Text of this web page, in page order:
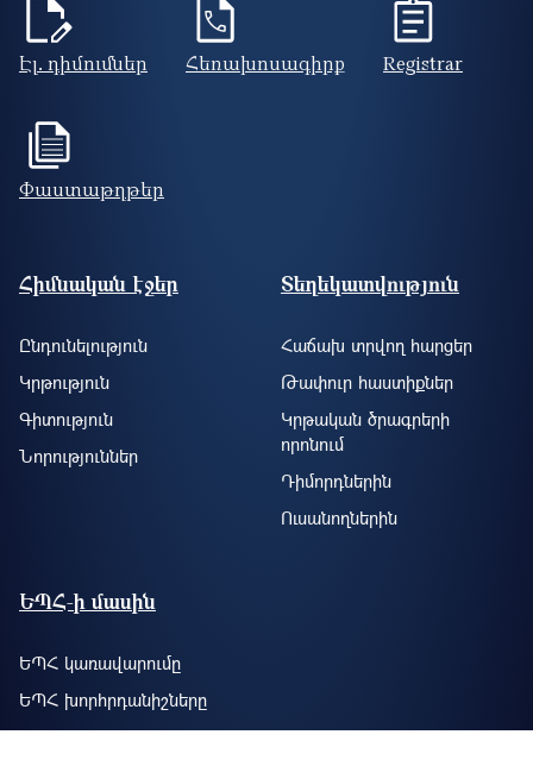
Էլ. դիմումներ Հեռախոսագիրք Registrar
Փաստաթղթեր
Footer site information
Հիմնական էջեր
Ընդունելություն
Կրթություն
Գիտություն
Նորություններ
Տեղեկատվություն
Հաճախ տրվող հարցեր
Թափուր հաստիքներ
Կրթական ծրագրերի
որոնում
Դիմորդներին
Ուսանողներին
ԵՊՀ-ի մասին
ԵՊՀ կառավարումը
ԵՊՀ խորհրդանիշները